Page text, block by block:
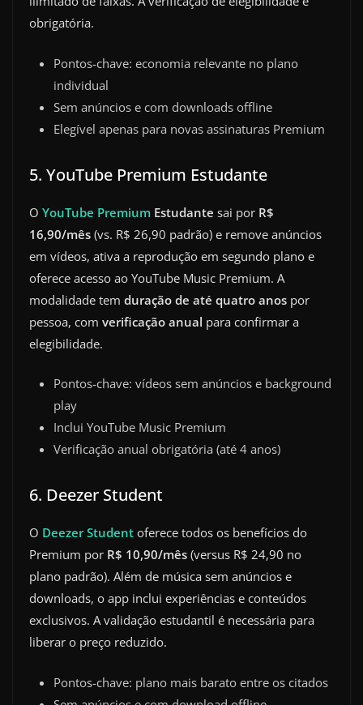
obrigatória.
Pontos-chave: economia relevante no plano
individual
Sem anúncios e com downloads offline
Elegível apenas para novas assinaturas Premium
5. YouTube Premium Estudante
O YouTube Premium Estudante sai por R$
16,90/mês (vs. R$ 26,90 padrão) e remove anúncios
em vídeos, ativa a reprodução em segundo plano e
oferece acesso ao YouTube Music Premium. A
modalidade tem duração de até quatro anos por
pessoa, com verificação anual para confirmar a
elegibilidade.
Pontos-chave: vídeos sem anúncios e background
play
Inclui YouTube Music Premium
Verificação anual obrigatória (até 4 anos)
6. Deezer Student
O Deezer Student oferece todos os benefícios do
Premium por R$ 10,90/mês (versus R$ 24,90 no
plano padrão). Além de música sem anúncios e
downloads, o app inclui experiências e conteúdos
exclusivos. A validação estudantil é necessária para
liberar o preço reduzido.
Pontos-chave: plano mais barato entre os citados